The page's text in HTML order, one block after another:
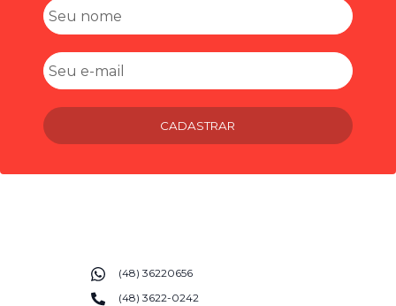
CADASTRAR
(48) 36220656
(48) 3622-0242